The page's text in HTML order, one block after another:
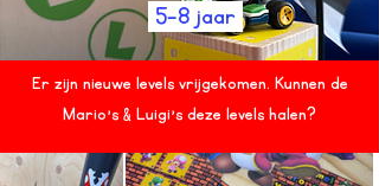
5-8 jaar
Er zijn nieuwe levels vrijgekomen. Kunnen de
Mario's & Luigi's deze levels halen?